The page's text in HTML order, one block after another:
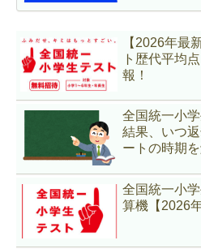
【2026年最
ト歴代平均
報！
全国統一小
結果、いつ
ートの時期
全国統一小
算機【2026年